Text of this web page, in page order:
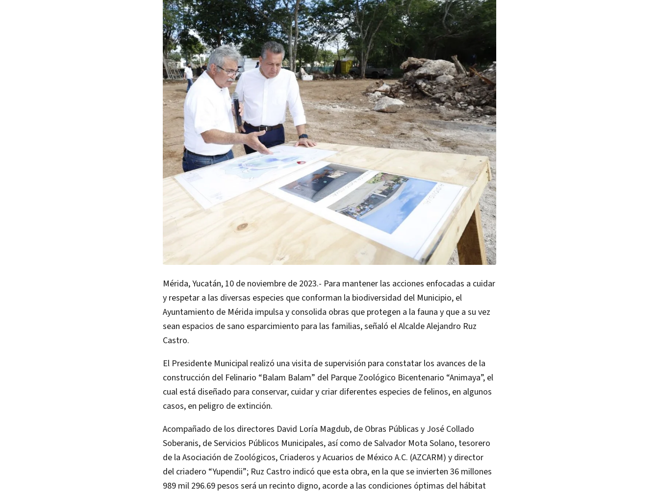
Mérida, Yucatán, 10 de noviembre de 2023.- Para mantener las acciones enfocadas a cuidar
y respetar a las diversas especies que conforman la biodiversidad del Municipio, el
Ayuntamiento de Mérida impulsa y consolida obras que protegen a la fauna y que a su vez
sean espacios de sano esparcimiento para las familias, señaló el Alcalde Alejandro Ruz
Castro.
El Presidente Municipal realizó una visita de supervisión para constatar los avances de la
construcción del Felinario “Balam Balam” del Parque Zoológico Bicentenario “Animaya”, el
cual está diseñado para conservar, cuidar y criar diferentes especies de felinos, en algunos
casos, en peligro de extinción.
Acompañado de los directores David Loría Magdub, de Obras Públicas y José Collado
Soberanis, de Servicios Públicos Municipales, así como de Salvador Mota Solano, tesorero
de la Asociación de Zoológicos, Criaderos y Acuarios de México A.C. (AZCARM) y director
del criadero “Yupendii”; Ruz Castro indicó que esta obra, en la que se invierten 36 millones
989 mil 296.69 pesos será un recinto digno, acorde a las condiciones óptimas del hábitat